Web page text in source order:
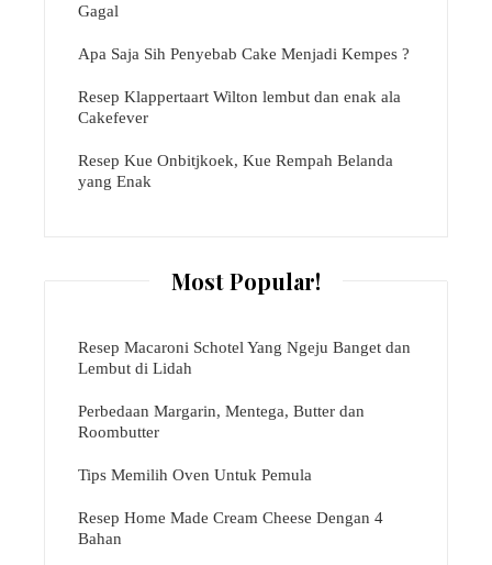
Gagal
Apa Saja Sih Penyebab Cake Menjadi Kempes ?
Resep Klappertaart Wilton lembut dan enak ala
Cakefever
Resep Kue Onbitjkoek, Kue Rempah Belanda
yang Enak
Most Popular!
Resep Macaroni Schotel Yang Ngeju Banget dan
Lembut di Lidah
Perbedaan Margarin, Mentega, Butter dan
Roombutter
Tips Memilih Oven Untuk Pemula
Resep Home Made Cream Cheese Dengan 4
Bahan